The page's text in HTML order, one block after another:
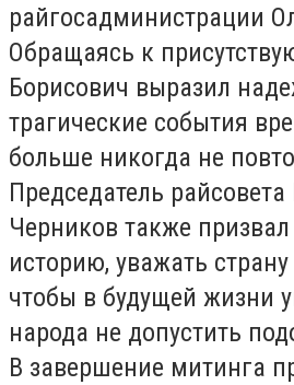
райгосадминистрации
Обращаясь к
Борисович выразил
трагические события
больше никогда не
Председатель
Черников также
историю, уважать
чтобы в будущей жизни
народа не допустить
В завершение митинга